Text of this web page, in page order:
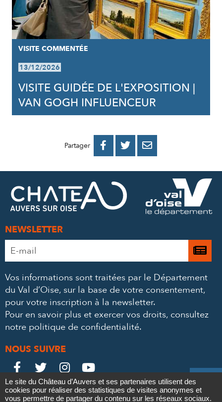
Contact
VISITE COMMENTÉE
13/12/2026
VISITE GUIDÉE DE L'EXPOSITION |
VAN GOGH INFLUENCEUR
Partager 
PARTAGER
FACEBOOK
PARTAGER
PARTAGER
MAIL
NEWSLETTER
Adresse
e-
*
Je
à
Vos informations sont traitées par le Département
du Val d’Oise, sur la base de votre consentement,
pour votre inscription à la newsletter.
Pour en savoir plus et exercer vos droits, consultez
notre politique de confidentialité.
NOUS SUIVRE
Le
Château

Le
Château

Le
Château

Le
Château

Mentions légales Politique de confidentialité
Crédits
Le site du Château d’Auvers et ses partenaires utilisent des
cookies pour réaliser des statistiques de visites anonymes et
vous permettre de partager du contenu sur les réseaux sociaux.